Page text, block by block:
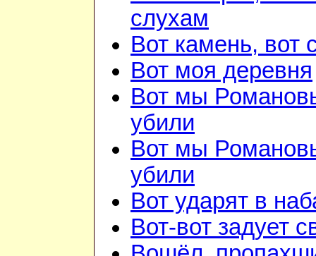
слухам
Вот камень, вот
Вот моя деревня
Вот мы
убили
Вот мы
убили
Вот ударят в
Вот-вот задует